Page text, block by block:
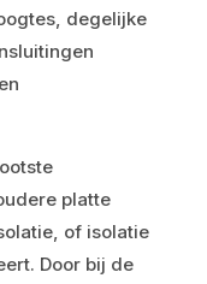
degelijke
platte
of isolatie
Door bij de